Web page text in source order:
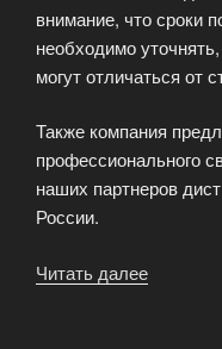
внимание, что сроки
необходимо
могут отличаться от
Также компания
профессионального
наших партнеров
России.
Читать далее